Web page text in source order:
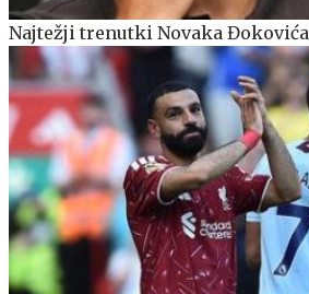
Najtežji trenutki Novaka Đokovića